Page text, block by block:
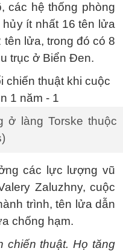
các hệ thống phòng
ít nhất 16 tên lửa
lửa, trong đó có 8
trục ở Biển Đen.
ở làng Torske thuộc
các lực lượng vũ
Zaluzhny, cuộc
trình, tên lửa dẫn
chống hạm.
chiến thuật. Họ tăng